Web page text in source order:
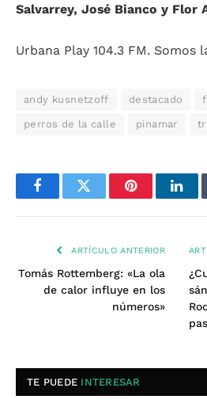
Salvarrey, José Bianco y Flor
Urbana Play 104.3 FM. Somos
andy kusnetzoff destacado
perros de la calle pinamar
FacebookTwitter Pinterest
ARTÍCULO ANTERIOR
Tomás Rottemberg: «La ola
de calor influye en los
números»
TE PUEDE INTERESAR